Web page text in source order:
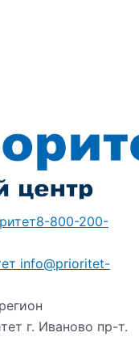
8-800-200-
info@prioritet-
г. Иваново пр-т.